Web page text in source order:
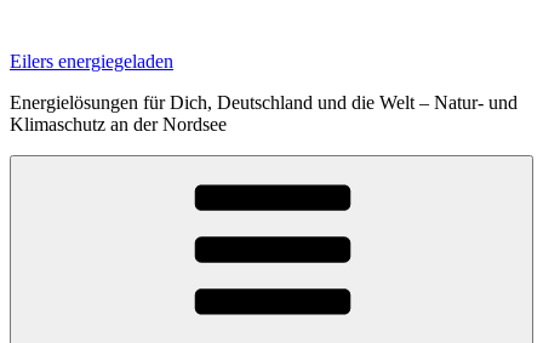
springen
Eilers energiegeladen
Energielösungen für Dich, Deutschland und die Welt – Natur- und
Klimaschutz an der Nordsee